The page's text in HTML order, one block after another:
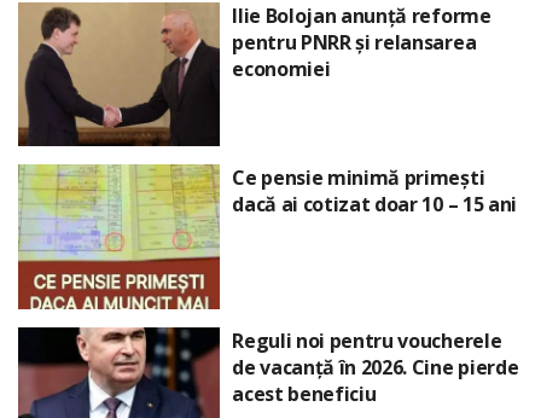
Ilie Bolojan anunță reforme
pentru PNRR și relansarea
economiei
Ce pensie minimă primești
dacă ai cotizat doar 10 – 15 ani
Reguli noi pentru voucherele
de vacanță în 2026. Cine pierde
acest beneficiu